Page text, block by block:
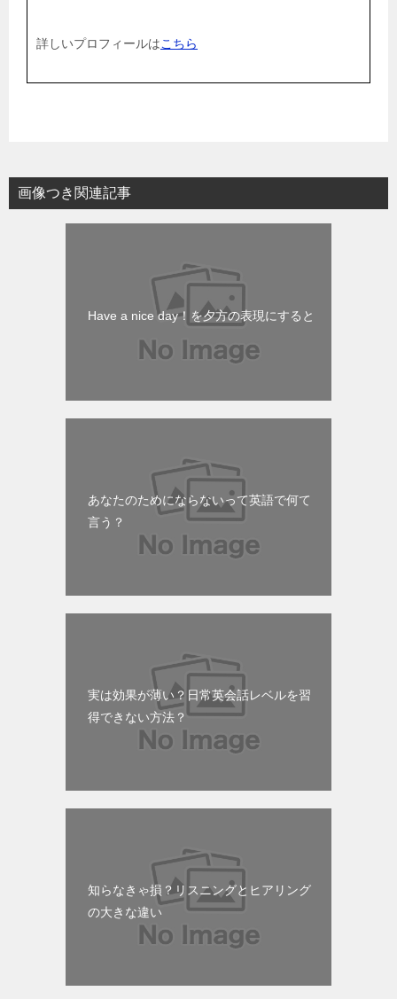
詳しいプロフィールはこちら
画像つき関連記事
Have a nice day！を夕方の表現にすると
あなたのためにならないって英語で何て
言う？
実は効果が薄い？日常英会話レベルを習
得できない方法？
知らなきゃ損？リスニングとヒアリング
の大きな違い